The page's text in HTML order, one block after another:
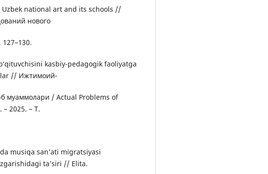
Uzbek national art and its schools //
нового
127–130.
kasbiy-pedagogik faoliyatga
// Ижтимоий-
муаммолари / Actual Problems of
2025. – T.
musiqa san’ati migratsiyasi
ta’siri // Elita.